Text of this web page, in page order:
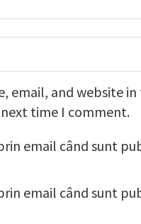
email, and website in
time I comment.
email când sunt
email când sunt